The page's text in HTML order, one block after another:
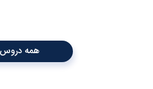
همه دروس